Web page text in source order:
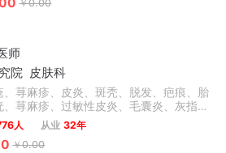
综合疗法，效果显著。同时，针对厌
、注意缺陷多动障碍、情感障碍及情绪
￥0.00
师
院
皮肤科
、荨麻疹、皮炎、斑秃、脱发、疤痕、胎
荨麻疹、过敏性皮炎、毛囊炎、灰指
、趾疣、酒糟鼻、白癜风、银屑病、鱼
毛周角化、玫瑰糠疹.淀粉样变等。
人 从业 32年
￥0.00